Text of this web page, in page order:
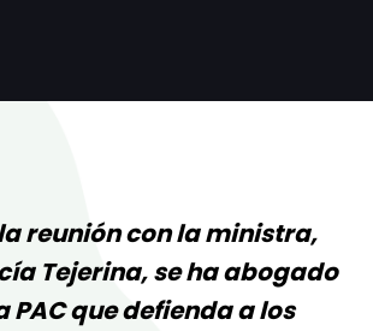
reunión con la ministra,
Tejerina, se ha abogado
PAC que defienda a los